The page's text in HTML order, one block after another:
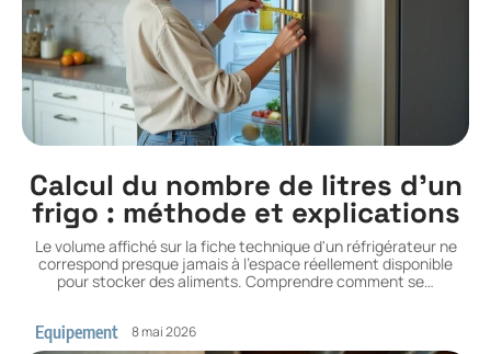
Calcul du nombre de litres d’un
frigo : méthode et explications
Le volume affiché sur la fiche technique d'un réfrigérateur ne
correspond presque jamais à l'espace réellement disponible
pour stocker des aliments. Comprendre comment se…
Equipement 8 mai 2026